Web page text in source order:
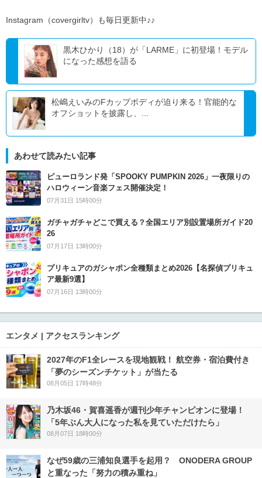
Instagram（covergirltv）も毎日更新中♪♪
黒木ひかり（18）が「LARME」に初登場！モデル
になった感想を語る
松嶋えいみのFカップボディが迫り来る！官能的な
オフショットを披露し、...
あわせて読みたい記事
ピューロランド発「SPOOKY PUMPKIN 2026」一夜限りの
ハロウィーン音楽フェス開催決定！
07月31日 15時00分
ガチャガチャどこで買える？全国エリア別設置場所ガイド20
26
07月17日 13時00分
プリキュアのガシャポン全種類まとめ2026【名探偵プリキュ
ア最新9選】
07月16日 13時00分
エンタメ | アクセスランキング
2027年のF1全レースを現地観戦！ 航空券・宿泊費付き
「夢のシーズンチケット」が当たる
08月05日 17時48分
乃木坂46・賀喜遥香が週刊少年チャンピオンに登場！
「5年ぶん大人になった私を見ていただけたら」
08月07日 18時00分
なぜ59歳の三浦知良選手を起用？ ONODERA GROUP
と重なった「努力の積み重ね」